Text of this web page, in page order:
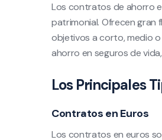
Los contratos de ahorro
patrimonial. Ofrecen gran
objetivos a corto, medio
ahorro en seguros de
Los Principales
Contratos en Euros
Los contratos en euros